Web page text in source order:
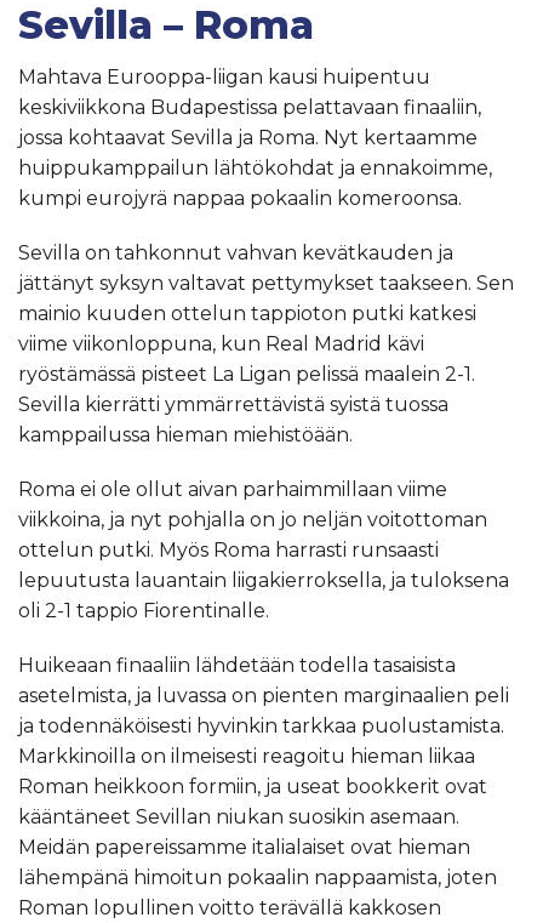
Sevilla – Roma
Mahtava Eurooppa-liigan kausi huipentuu
keskiviikkona Budapestissa pelattavaan finaaliin,
jossa kohtaavat Sevilla ja Roma. Nyt kertaamme
huippukamppailun lähtökohdat ja ennakoimme,
kumpi eurojyrä nappaa pokaalin komeroonsa.
Sevilla on tahkonnut vahvan kevätkauden ja
jättänyt syksyn valtavat pettymykset taakseen. Sen
mainio kuuden ottelun tappioton putki katkesi
viime viikonloppuna, kun Real Madrid kävi
ryöstämässä pisteet La Ligan pelissä maalein 2-1.
Sevilla kierrätti ymmärrettävistä syistä tuossa
kamppailussa hieman miehistöään.
Roma ei ole ollut aivan parhaimmillaan viime
viikkoina, ja nyt pohjalla on jo neljän voitottoman
ottelun putki. Myös Roma harrasti runsaasti
lepuutusta lauantain liigakierroksella, ja tuloksena
oli 2-1 tappio Fiorentinalle.
Huikeaan finaaliin lähdetään todella tasaisista
asetelmista, ja luvassa on pienten marginaalien peli
ja todennäköisesti hyvinkin tarkkaa puolustamista.
Markkinoilla on ilmeisesti reagoitu hieman liikaa
Roman heikkoon formiin, ja useat bookkerit ovat
kääntäneet Sevillan niukan suosikin asemaan.
Meidän papereissamme italialaiset ovat hieman
lähempänä himoitun pokaalin nappaamista, joten
Roman lopullinen voitto terävällä kakkosen